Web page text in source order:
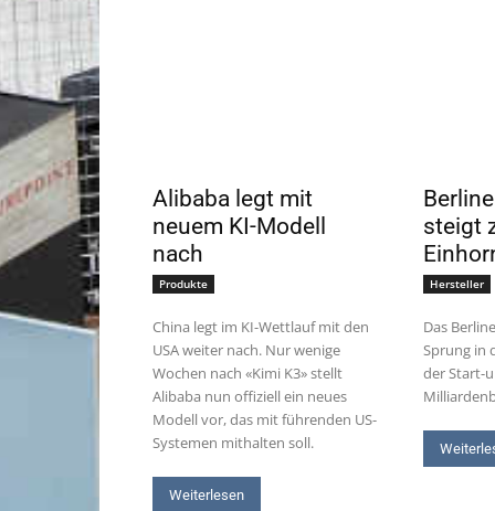
Alibaba legt mit
neuem KI-Modell
nach
Produkte
China legt im KI-Wettlauf mit den
USA weiter nach. Nur wenige
Wochen nach «Kimi K3» stellt
Alibaba nun offiziell ein neues
Modell vor, das mit führenden US-
Systemen mithalten soll.
Weiterlesen
steigt
Hersteller
Das
Sprung in
der Start-